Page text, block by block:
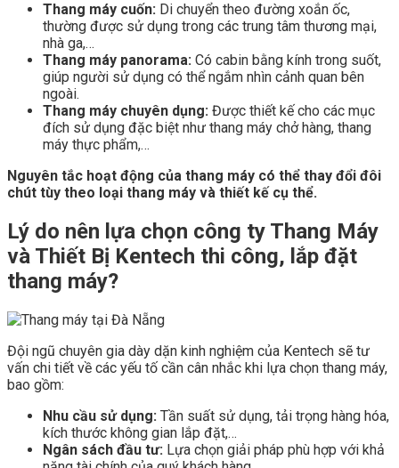
Thang máy cuốn: Di chuyển theo đường xoắn ốc,
thường được sử dụng trong các trung tâm thương mại,
nhà ga,…
Thang máy panorama: Có cabin bằng kính trong suốt,
giúp người sử dụng có thể ngắm nhìn cảnh quan bên
ngoài.
Thang máy chuyên dụng: Được thiết kế cho các mục
đích sử dụng đặc biệt như thang máy chở hàng, thang
máy thực phẩm,…
Nguyên tắc hoạt động của thang máy có thể thay đổi đôi
chút tùy theo loại thang máy và thiết kế cụ thể.
Lý do nên lựa chọn công ty Thang Máy
và Thiết Bị Kentech thi công, lắp đặt
thang máy?
Đội ngũ chuyên gia dày dặn kinh nghiệm của Kentech sẽ tư
vấn chi tiết về các yếu tố cần cân nhắc khi lựa chọn thang máy,
bao gồm:
Nhu cầu sử dụng: Tần suất sử dụng, tải trọng hàng hóa,
kích thước không gian lắp đặt,…
Ngân sách đầu tư: Lựa chọn giải pháp phù hợp với khả